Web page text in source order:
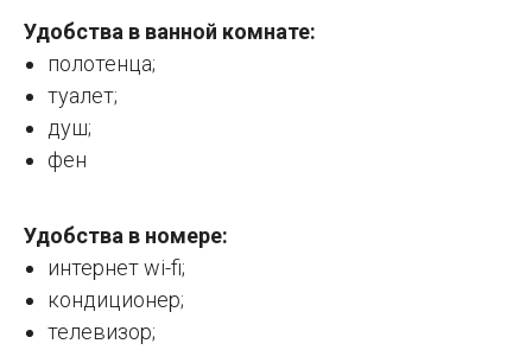
Удобства в ванной комнате:
полотенца;
туалет;
душ;
фен
Удобства в номере:
интернет wi-fi;
кондиционер;
телевизор;